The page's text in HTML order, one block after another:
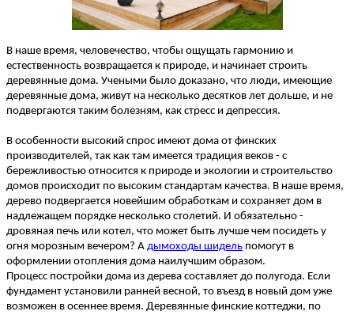
В наше время, человечество, чтобы ощущать гармонию и
естественность возвращается к природе, и начинает строить
деревянные дома. Учеными было доказано, что люди, имеющие
деревянные дома, живут на несколько десятков лет дольше, и не
подвергаются таким болезням, как стресс и депрессия.
В особенности высокий спрос имеют дома от финских
производителей, так как там имеется традиция веков - с
бережливостью относится к природе и экологии и строительство
домов происходит по высоким стандартам качества. В наше время,
дерево подвергается новейшим обработкам и сохраняет дом в
надлежащем порядке несколько столетий. И обязательно -
дровяная печь или котел, что может быть лучше чем посидеть у
огня морозным вечером? А дымоходы шидель помогут в
оформлении отопления дома наилучшим образом.
Процесс постройки дома из дерева составляет до полугода. Если
фундамент установили ранней весной, то въезд в новый дом уже
возможен в осеннее время. Деревянные финские коттеджи, по